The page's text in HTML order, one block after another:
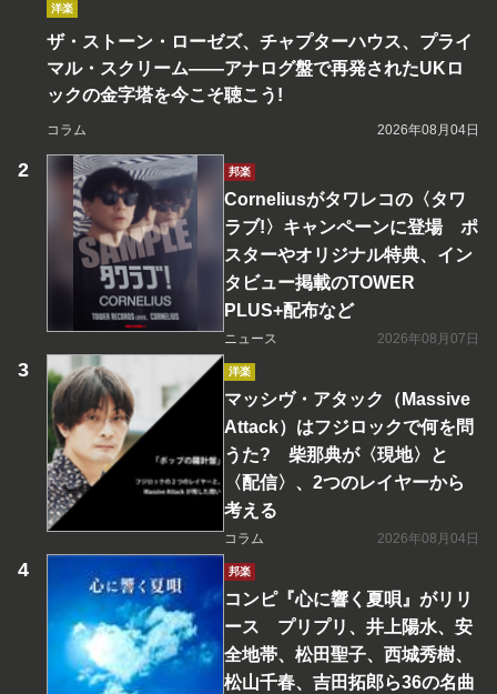
洋楽
ザ・ストーン・ローゼズ、チャプターハウス、プライ
マル・スクリーム――アナログ盤で再発されたUKロ
ックの金字塔を今こそ聴こう!
コラム 2026年08月04日
邦楽
Corneliusがタワレコの〈タワ
ラブ!〉キャンペーンに登場 ポ
スターやオリジナル特典、イン
タビュー掲載のTOWER
PLUS+配布など
ニュース 2026年08月07日
洋楽
マッシヴ・アタック（Massive
Attack）はフジロックで何を問
うた? 柴那典が〈現地〉と
〈配信〉、2つのレイヤーから
考える
コラム 2026年08月04日
邦楽
コンピ『心に響く夏唄』がリリ
ース プリプリ、井上陽水、安
全地帯、松田聖子、西城秀樹、
松山千春、吉田拓郎ら36の名曲